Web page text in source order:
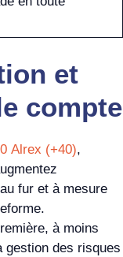
et
compte
Alrex (+40),
fur et à mesure
à moins
gestion des risques